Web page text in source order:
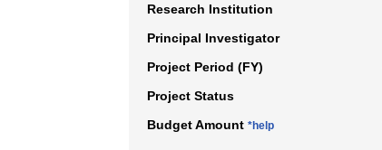
Research Institution
Principal Investigator
Project Period (FY)
Project Status
Budget Amount *help